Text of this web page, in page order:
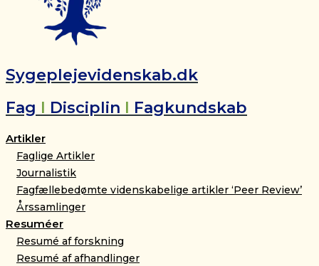
Sygeplejevidenskab.dk
Fag I Disciplin I Fagkundskab
Artikler
Faglige Artikler
Journalistik
Fagfællebedømte videnskabelige artikler ‘Peer Review’
Årssamlinger
Resuméer
Resumé af forskning
Resumé af afhandlinger